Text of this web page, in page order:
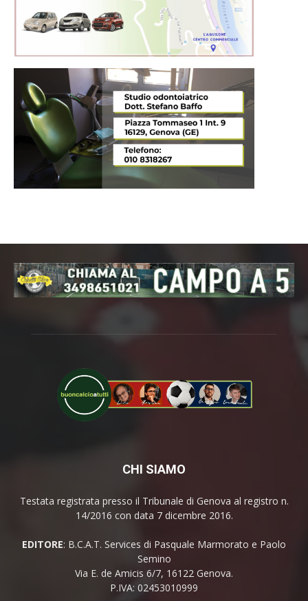
CHI SIAMO
Testata registrata presso il Tribunale di Genova al registro n.
14/2016 con data 7 dicembre 2016.
EDITORE: B.C.A.T. Services di Pasquale Marmorato e Paolo
Semino
Via E. de Amicis 6/7, 16122 Genova.
P.IVA: 02453010999